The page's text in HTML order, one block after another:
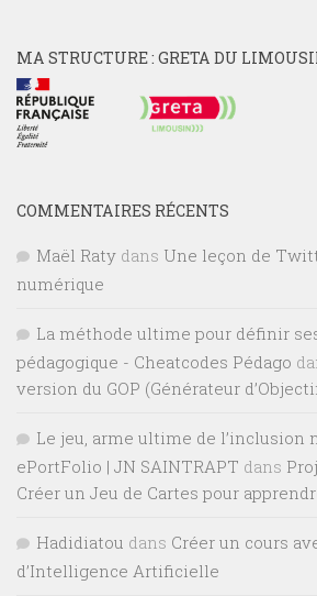
MA STRUCTURE : GRETA DU
COMMENTAIRES RÉCENTS
Maël Raty dans Une leçon de
numérique
La méthode ultime pour définir
pédagogique - Cheatcodes Pédago
version du GOP (Générateur
Le jeu, arme ultime de l’inclusion
ePortFolio | JN SAINTRAPT dans
Créer un Jeu de Cartes pour
Hadidiatou dans Créer un cours
d’Intelligence Artificielle